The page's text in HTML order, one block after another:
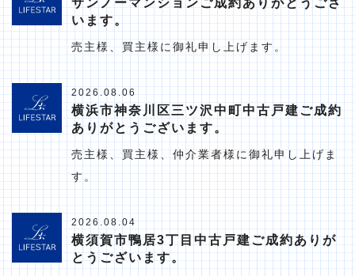
サンノーマンションご成約ありがとうござ
います。
売主様、買主様に御礼申し上げます。
2026.08.06
横浜市神奈川区三ツ沢中町中古戸建ご成約
ありがとうございます。
売主様、買主様、仲介業者様に御礼申し上げま
す。
2026.08.04
横須賀市鴨居3丁目中古戸建ご成約ありが
とうございます。